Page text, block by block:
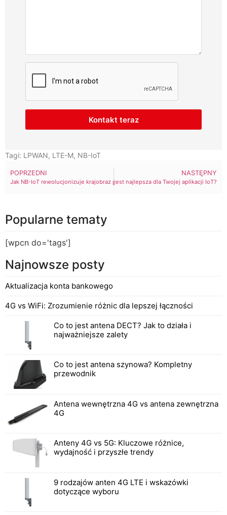
Kontakt teraz
Tagi: LPWAN, LTE-M, NB-IoT
NASTĘPNY
Technologie LPWAN: Która z nich jest najlepsza dla Twojej aplikacji IoT?
POPRZEDNI
Jak NB-IoT rewolucjonizuje krajobraz przemysłowego IoT
Popularne tematy
[wpcn do='tags']
Najnowsze posty
Aktualizacja konta bankowego
4G vs WiFi: Zrozumienie różnic dla lepszej łączności
Co to jest antena DECT? Jak to działa i
najważniejsze zalety
Co to jest antena szynowa? Kompletny
przewodnik
Antena wewnętrzna 4G vs antena zewnętrzna
4G
Anteny 4G vs 5G: Kluczowe różnice,
wydajność i przyszłe trendy
9 rodzajów anten 4G LTE i wskazówki
dotyczące wyboru